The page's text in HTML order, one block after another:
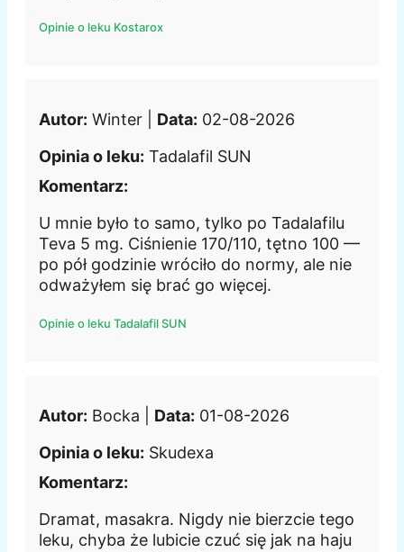
Opinie o leku Kostarox
Autor: Winter | Data: 02-08-2026
Opinia o leku: Tadalafil SUN
Komentarz:
U mnie było to samo, tylko po Tadalafilu
Teva 5 mg. Ciśnienie 170/110, tętno 100 —
po pół godzinie wróciło do normy, ale nie
odważyłem się brać go więcej.
Opinie o leku Tadalafil SUN
Autor: Bocka | Data: 01-08-2026
Opinia o leku: Skudexa
Komentarz:
Dramat, masakra. Nigdy nie bierzcie tego
leku, chyba że lubicie czuć się jak na haju